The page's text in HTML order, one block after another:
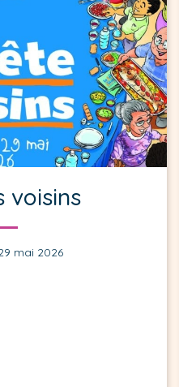
voisins
mai 2026